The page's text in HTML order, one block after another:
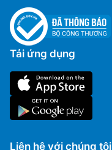
Tải ứng dụng
Liên hệ với chúng tôi